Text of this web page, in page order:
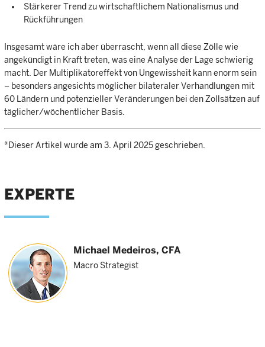
Stärkerer Trend zu wirtschaftlichem Nationalismus und
Rückführungen
Insgesamt wäre ich aber überrascht, wenn all diese Zölle wie
angekündigt in Kraft treten, was eine Analyse der Lage schwierig
macht. Der Multiplikatoreffekt von Ungewissheit kann enorm sein
– besonders angesichts möglicher bilateraler Verhandlungen mit
60 Ländern und potenzieller Veränderungen bei den Zollsätzen auf
täglicher/wöchentlicher Basis.
*Dieser Artikel wurde am 3. April 2025 geschrieben.
EXPERTE
Michael Medeiros, CFA
Macro Strategist